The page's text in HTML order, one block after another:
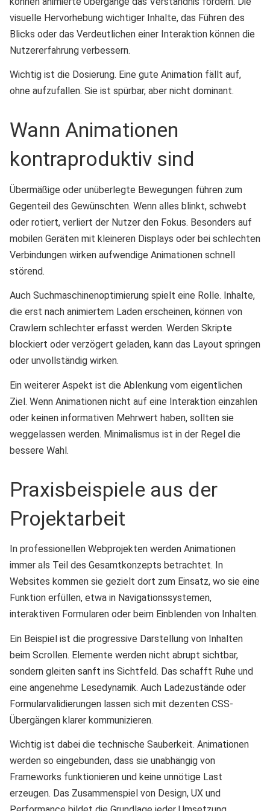
visuelle Hervorhebung wichtiger Inhalte, das Führen des
Blicks oder das Verdeutlichen einer Interaktion können die
Nutzererfahrung verbessern.
Wichtig ist die Dosierung. Eine gute Animation fällt auf,
ohne aufzufallen. Sie ist spürbar, aber nicht dominant.
Wann Animationen
kontraproduktiv sind
Übermäßige oder unüberlegte Bewegungen führen zum
Gegenteil des Gewünschten. Wenn alles blinkt, schwebt
oder rotiert, verliert der Nutzer den Fokus. Besonders auf
mobilen Geräten mit kleineren Displays oder bei schlechten
Verbindungen wirken aufwendige Animationen schnell
störend.
Auch Suchmaschinenoptimierung spielt eine Rolle. Inhalte,
die erst nach animiertem Laden erscheinen, können von
Crawlern schlechter erfasst werden. Werden Skripte
blockiert oder verzögert geladen, kann das Layout springen
oder unvollständig wirken.
Ein weiterer Aspekt ist die Ablenkung vom eigentlichen
Ziel. Wenn Animationen nicht auf eine Interaktion einzahlen
oder keinen informativen Mehrwert haben, sollten sie
weggelassen werden. Minimalismus ist in der Regel die
bessere Wahl.
Praxisbeispiele aus der
Projektarbeit
In professionellen Webprojekten werden Animationen
immer als Teil des Gesamtkonzepts betrachtet. In
Websites kommen sie gezielt dort zum Einsatz, wo sie eine
Funktion erfüllen, etwa in Navigationssystemen,
interaktiven Formularen oder beim Einblenden von Inhalten.
Ein Beispiel ist die progressive Darstellung von Inhalten
beim Scrollen. Elemente werden nicht abrupt sichtbar,
sondern gleiten sanft ins Sichtfeld. Das schafft Ruhe und
eine angenehme Lesedynamik. Auch Ladezustände oder
Formularvalidierungen lassen sich mit dezenten CSS-
Übergängen klarer kommunizieren.
Wichtig ist dabei die technische Sauberkeit. Animationen
werden so eingebunden, dass sie unabhängig von
Frameworks funktionieren und keine unnötige Last
erzeugen. Das Zusammenspiel von Design, UX und